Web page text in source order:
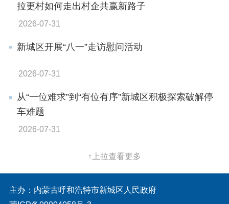
拉更村如何走出村企共赢新路子
2026-07-31
新城区开展“八一”走访慰问活动
2026-07-31
从“一位难求”到“有位有序”新城区积极探索破解停
车难题
2026-07-31
↑上拉查看更多
主办：内蒙古呼和浩特市新城区人民政府